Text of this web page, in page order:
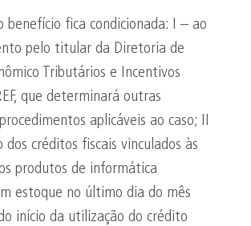
benefício fica condicionada: I – ao
pelo titular da Diretoria de
Tributários e Incentivos
que determinará outras
aplicáveis ao caso; II
créditos fiscais vinculados às
produtos de informática
estoque no último dia do mês
início da utilização do crédito